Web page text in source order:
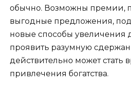
обычно. Возможны премии,
выгодные предложения,
новые способы увеличения
проявить разумную
действительно может стать
привлечения богатства.